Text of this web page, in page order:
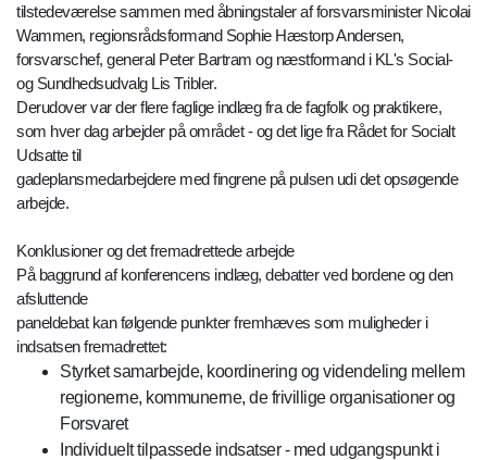
tilstedeværelse sammen med åbningstaler af forsvarsminister Nicolai
Wammen, regionsrådsformand Sophie Hæstorp Andersen,
forsvarschef, general Peter Bartram og næstformand i KL's Social-
og Sundhedsudvalg Lis Tribler.
Derudover var der flere faglige indlæg fra de fagfolk og praktikere,
som hver dag arbejder på området - og det lige fra Rådet for Socialt
Udsatte til
gadeplansmedarbejdere med fingrene på pulsen udi det opsøgende
arbejde.
Konklusioner og det fremadrettede arbejde
På baggrund af konferencens indlæg, debatter ved bordene og den
afsluttende
paneldebat kan følgende punkter fremhæves som muligheder i
indsatsen fremadrettet:
Styrket samarbejde, koordinering og videndeling mellem
regionerne, kommunerne, de frivillige organisationer og
Forsvaret
Individuelt tilpassede indsatser - med udgangspunkt i